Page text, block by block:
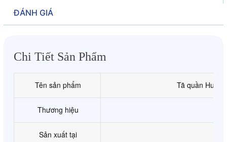
ĐÁNH GIÁ
Chi Tiết Sản Phẩm
Tên sản phẩm Tã quần
Thương hiệu
Sản xuất tại